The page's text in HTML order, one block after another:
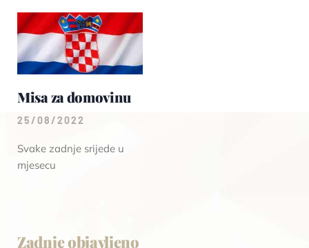
Misa za domovinu
25/08/2022
Svake zadnje srijede u
mjesecu
Zadnje objavljeno